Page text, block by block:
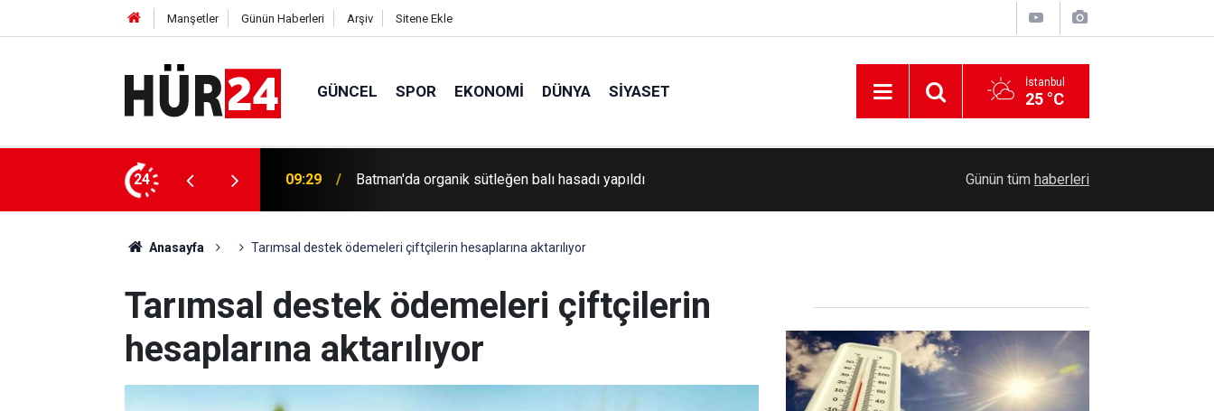
Manşetler Günün Haberleri Arşiv Sitene Ekle
GÜNCEL SPOR EKONOMI DÜNYA SIYASET İstanbul
25 °C
24 09:17
Burkay Karatepe tutuklandı
Beykoz'da uyuşturucu operasyonunda Hint
Günün tüm haberleri
Anasayfa Tarımsal destek ödemeleri çiftçilerin hesaplarına aktarılıyor
Tarımsal destek ödemeleri çiftçilerin
hesaplarına aktarılıyor